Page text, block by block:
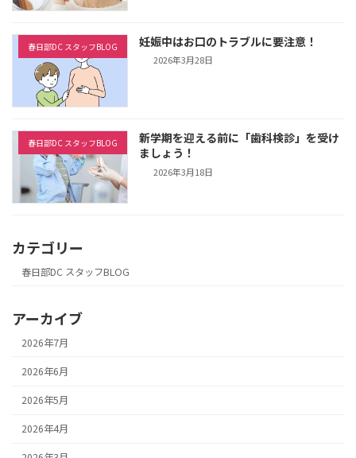
春日部DC スタッフBLOG 妊娠中はお口のトラブルに要注意！
2026年3月28日
春日部DC スタッフBLOG
新学期を迎える前に「歯科検診」を受け
ましょう！
2026年3月18日
カテゴリー
春日部DC スタッフBLOG
アーカイブ
2026年7月
2026年6月
2026年5月
2026年4月